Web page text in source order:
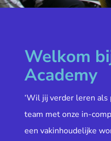
Welkom
Academy
‘Wil jij verder leren
team met onze in-
een vakinhoudelijke